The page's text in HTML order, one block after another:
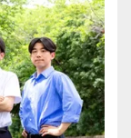
野で成⻑・
す。短期的
。
けたいとい
というこ
企業も少な
も経験可
実力を発揮
。
プが中心
成⻑を続け